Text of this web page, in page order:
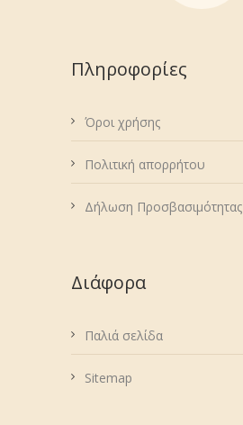
Πληροφορίες
Όροι χρήσης
Πολιτική απορρήτου
Δήλωση Προσβασιμότητας
Διάφορα
Παλιά σελίδα
Sitemap